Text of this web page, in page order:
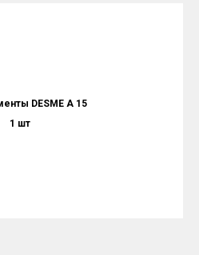
DESME A 15
1 шт